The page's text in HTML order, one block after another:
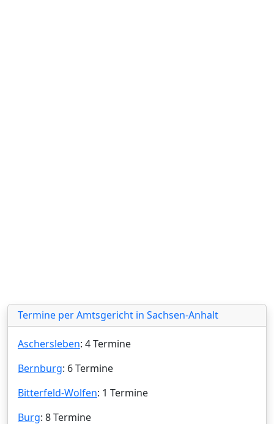
Termine per Amtsgericht in Sachsen-Anhalt
Aschersleben: 4 Termine
Bernburg: 6 Termine
Bitterfeld-Wolfen: 1 Termine
Burg: 8 Termine